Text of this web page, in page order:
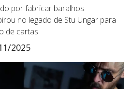
por fabricar baralhos
no legado de Stu Ungar para
de cartas
2025